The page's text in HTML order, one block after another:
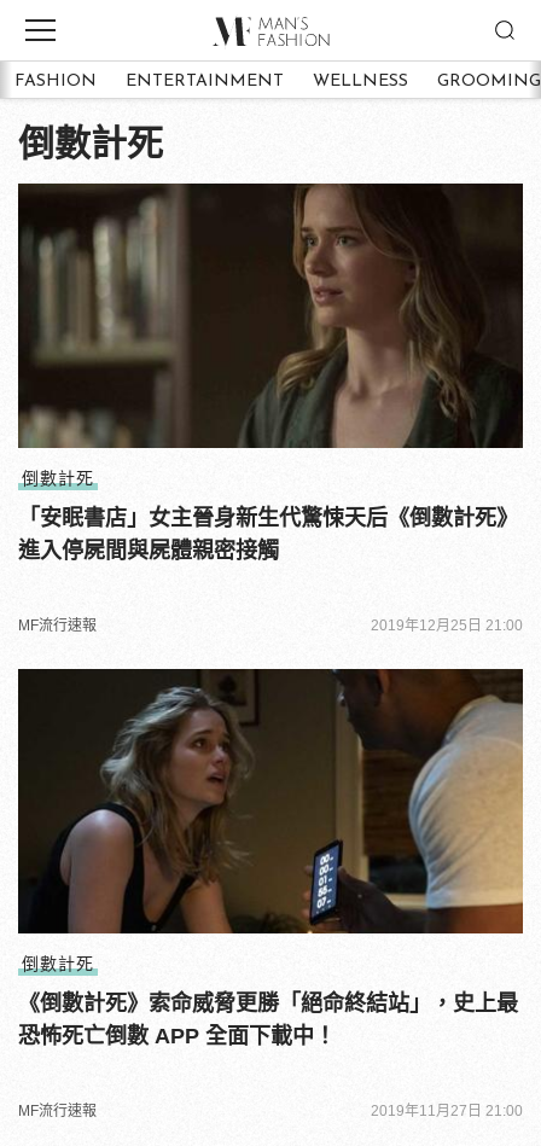
FASHION ENTERTAINMENT WELLNESS GROOMING
倒數計死
倒數計死
「安眠書店」女主晉身新生代驚悚天后《倒數計死》
進入停屍間與屍體親密接觸
MF流行速報 2019年12月25日 21:00
倒數計死
《倒數計死》索命威脅更勝「絕命終結站」，史上最
恐怖死亡倒數 APP 全面下載中！
MF流行速報 2019年11月27日 21:00